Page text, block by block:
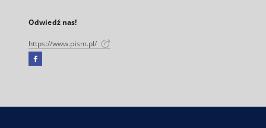
Odwiedź nas!
https://www.pism.pl/
Facebook
się